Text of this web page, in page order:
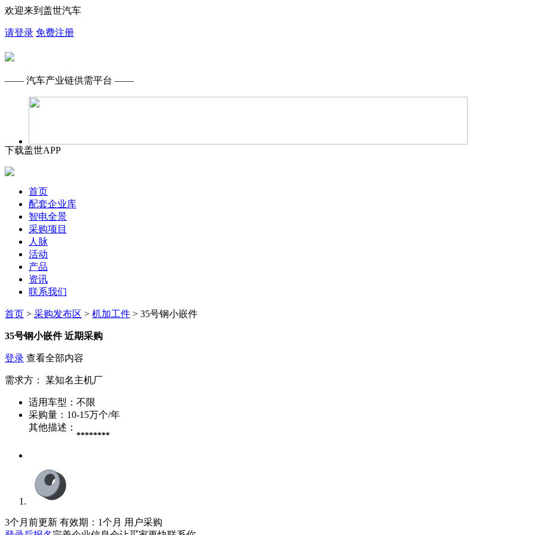
欢迎来到盖世汽车
请登录 免费注册
—— 汽车产业链供需平台 ——
下载盖世APP
首页
配套企业库
智电全景
采购项目
人脉
活动
产品
资讯
联系我们
首页 > 采购发布区 > 机加工件 > 35号钢小嵌件
35号钢小嵌件 近期采购
登录 查看全部内容
需求方： 某知名主机厂
适用车型： 不限
采购量： 10-15万个/年
其他描述：
********
3个月前更新 有效期：1个月 用户采购